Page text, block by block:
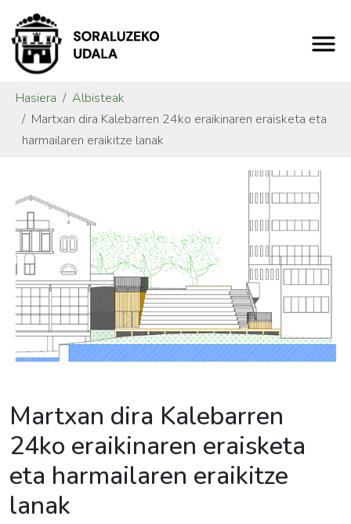
Hasiera
Albisteak
Martxan dira Kalebarren 24ko eraikinaren eraisketa eta
harmailaren eraikitze lanak
Martxan dira Kalebarren
24ko eraikinaren eraisketa
eta harmailaren eraikitze
lanak